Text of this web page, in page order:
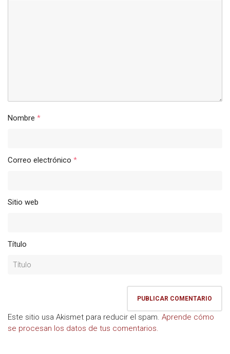
Nombre *
Correo electrónico *
Sitio web
Título
Este sitio usa Akismet para reducir el spam. Aprende cómo
se procesan los datos de tus comentarios.